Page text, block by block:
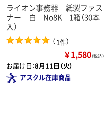
ライオン事務器 紙製ファス
ナー 白 No8K 1箱（30本
入）
（1件）
￥1,580（税込）
お届け日：8月11日（火）
アスクル在庫商品